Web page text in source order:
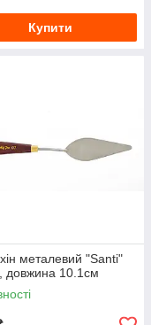
Купити
металевий "Santi"
довжина 10.1см